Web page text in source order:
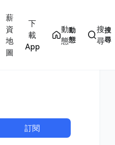
薪
資
地
圖
下
載
App
動
態
動
態
搜
尋
搜
尋
訂閱